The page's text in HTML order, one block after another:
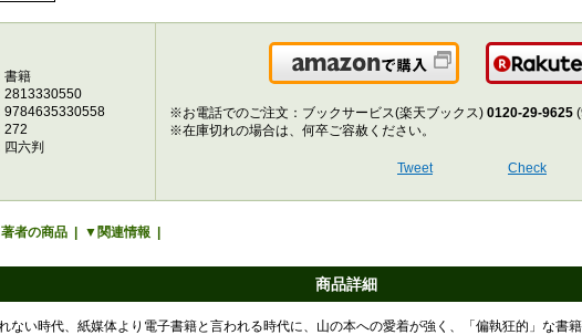
書籍
2813330550
9784635330558
272
四六判
Amazonで購入
※お電話でのご注文：ブックサービス(楽天ブックス) 0120-29-9625
※在庫切れの場合は、何卒ご容赦ください。
Tweet Check
著者の商品 関連情報
商品詳細
ない時代、紙媒体より電子書籍と言われる時代に、山の本への愛着が強く、「偏執狂的」な書